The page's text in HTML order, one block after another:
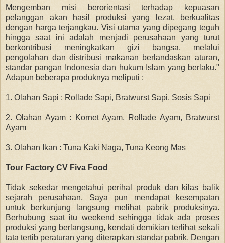
Mengemban misi berorientasi terhadap kepuasan
pelanggan akan hasil produksi yang lezat, berkualitas
dengan harga terjangkau. Visi utama yang dipegang teguh
hingga saat ini adalah menjadi perusahaan yang turut
berkontribusi meningkatkan gizi bangsa, melalui
pengolahan dan distribusi makanan berlandaskan aturan,
standar pangan Indonesia dan hukum Islam yang berlaku."
Adapun beberapa produknya meliputi :
1. Olahan Sapi : Rollade Sapi, Bratwurst Sapi, Sosis Sapi
2. Olahan Ayam : Kornet Ayam, Rollade Ayam, Bratwurst
Ayam
3. Olahan Ikan : Tuna Kaki Naga, Tuna Keong Mas
Tour Factory CV Fiva Food
Tidak sekedar mengetahui perihal produk dan kilas balik
sejarah perusahaan, Saya pun mendapat kesempatan
untuk berkunjung langsung melihat pabrik produksinya.
Berhubung saat itu weekend sehingga tidak ada proses
produksi yang berlangsung, kendati demikian terlihat sekali
tata tertib peraturan yang diterapkan standar pabrik. Dengan